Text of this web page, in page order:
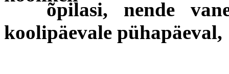
õpilasi, nende
koolipäevale